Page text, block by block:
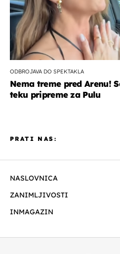
ODBROJAVA DO SPEKTAKLA
Nema treme pred Arenu!
teku pripreme za Pulu
NASLOVNICA
ZANIMLJIVOSTI
INMAGAZIN
PRATI NAS: